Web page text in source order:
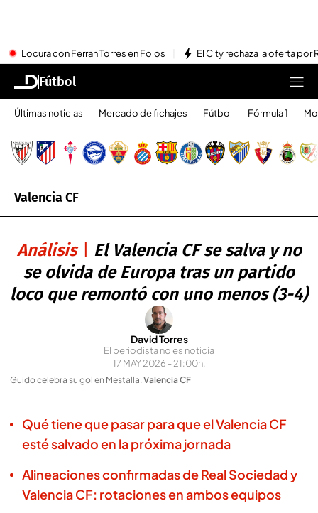
Locura con Ferran Torres en Foios El City rechaza la oferta por
Fútbol
Últimas noticias Mercado de fichajes Fútbol Fórmula 1
Valencia CF
Análisis
El Valencia CF se salva y no
se olvida de Europa tras un partido
loco que remontó con uno menos (3-4)
David Torres
El periodista no es noticia
17 MAY 2026 - 21:00h.
Guido celebra su gol en Mestalla.Valencia CF
Qué tiene que pasar para que el Valencia CF
esté salvado en la próxima jornada
Alineaciones confirmadas de Real Sociedad y
Valencia CF: rotaciones en ambos equipos